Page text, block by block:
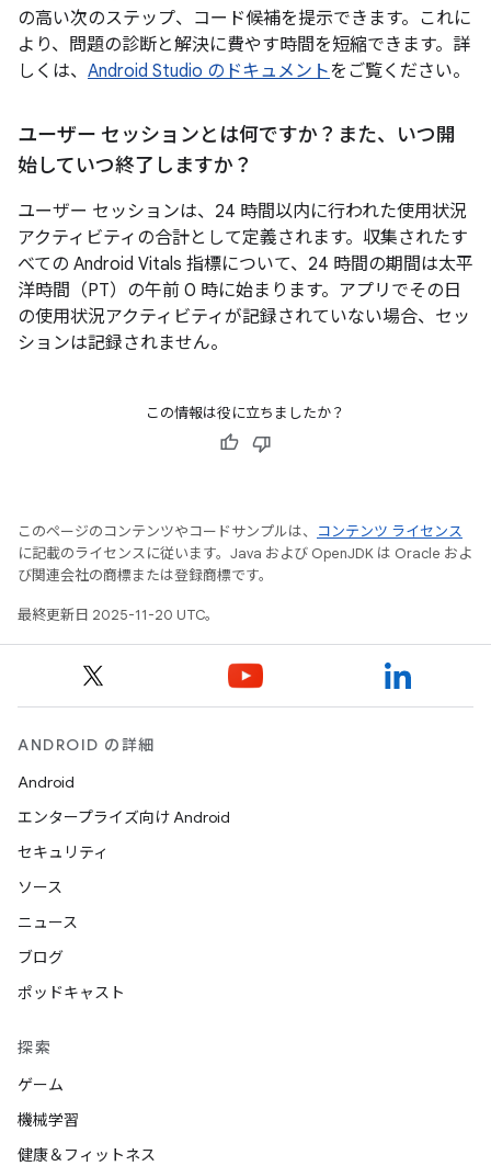
の高い次のステップ、コード候補を提示できます。これに
より、問題の診断と解決に費やす時間を短縮できます。詳
しくは、 Android Studio のドキュメントをご覧ください。
ユーザー セッションとは何ですか？また、いつ開
始していつ終了しますか？
ユーザー セッションは、24 時間以内に行われた使用状況
アクティビティの合計として定義されます。収集されたす
べての Android Vitals 指標について、24 時間の期間は太平
洋時間（PT）の午前 0 時に始まります。アプリでその日
の使用状況アクティビティが記録されていない場合、セッ
ションは記録されません。
この情報は役に立ちましたか？
このページのコンテンツやコードサンプルは、
コンテンツ ライセンス
に記載のライセンスに従います。Java および OpenJDK は Oracle およ
び関連会社の商標または登録商標です。
最終更新日 2025-11-20 UTC。
ANDROID の詳細
Android
エンタープライズ向け Android
セキュリティ
ソース
ニュース
ブログ
ポッドキャスト
探索
ゲーム
機械学習
健康＆フィットネス